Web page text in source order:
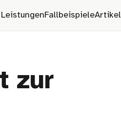
LeistungenFallbeispieleArtikel
zur